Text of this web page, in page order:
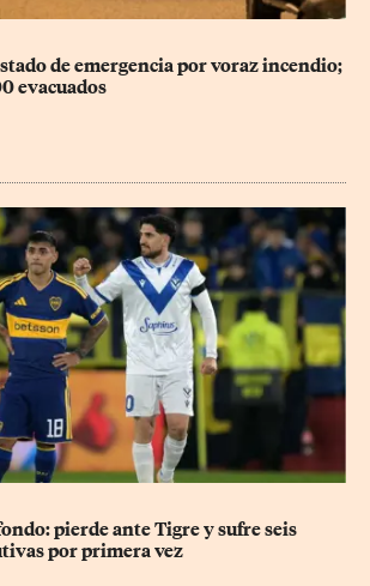
de emergencia por voraz incendio;
evacuados
pierde ante Tigre y sufre seis
por primera vez